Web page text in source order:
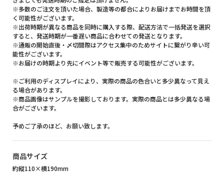
※多数のご注文を頂いた場合、製造等の都合によりお届けまでお時間を頂
く可能性がございます。
※出荷時期が異なる商品を同時に購入する際、配送方法で一括発送を選択
すると、発送時期が一番遅い商品に合わせての発送となります。
※通販の開始直後・〆切間際はアクセス集中のためサイトに繋がり辛い可
能性がございます。
※お届けの時期より先にイベント等で販売する可能性がございます。
※ご利用のディスプレイにより、実際の商品の色合いと多少異なって見え
る場合があります。
※商品画像はサンプルを撮影しております。実際の商品とは多少異なる場
合がございます。
予めご了承のほど、お願い致します。
商品サイズ
約縦110×横190mm